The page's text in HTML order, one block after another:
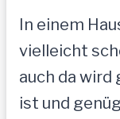
In einem
vielleicht
auch da wird
ist und